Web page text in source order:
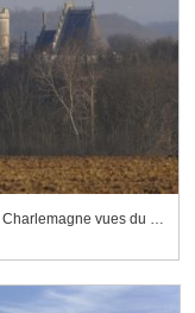
Château de Pierrefonds, tour Jules César et tour Charlemagne vues du sud